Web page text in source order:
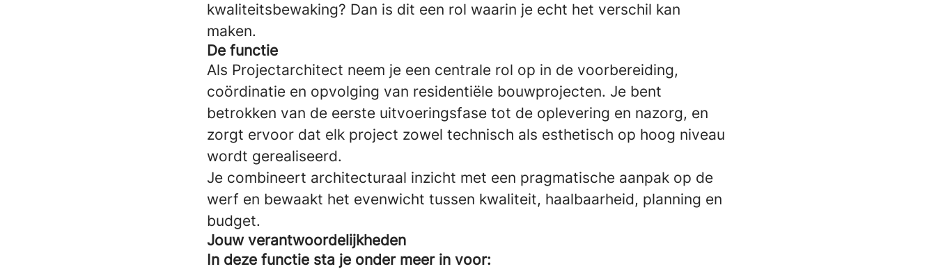
kwaliteitsbewaking? Dan is dit een rol waarin je echt het verschil kan
maken.
De functie
Als Projectarchitect neem je een centrale rol op in de voorbereiding,
coördinatie en opvolging van residentiële bouwprojecten. Je bent
betrokken van de eerste uitvoeringsfase tot de oplevering en nazorg, en
zorgt ervoor dat elk project zowel technisch als esthetisch op hoog niveau
wordt gerealiseerd.
Je combineert architecturaal inzicht met een pragmatische aanpak op de
werf en bewaakt het evenwicht tussen kwaliteit, haalbaarheid, planning en
budget.
Jouw verantwoordelijkheden
In deze functie sta je onder meer in voor: